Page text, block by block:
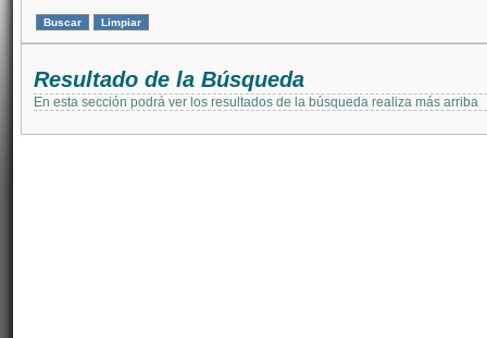
Resultado de la Búsqueda
En esta sección podrá ver los resultados de la búsqueda realiza más arriba